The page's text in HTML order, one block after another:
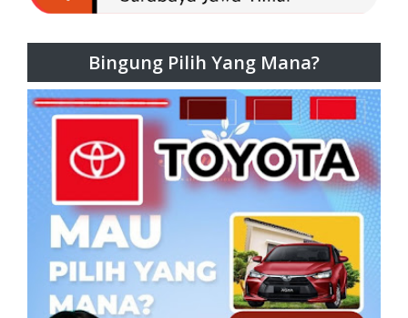
Bingung Pilih Yang Mana?